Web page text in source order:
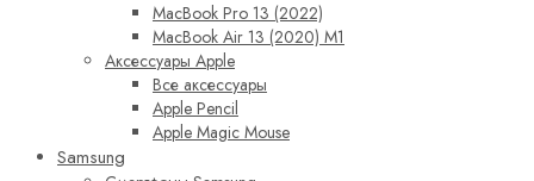
MacBook Pro 13 (2022)
MacBook Air 13 (2020) M1
Аксессуары Apple
Все аксессуары
Apple Pencil
Apple Magic Mouse
Samsung